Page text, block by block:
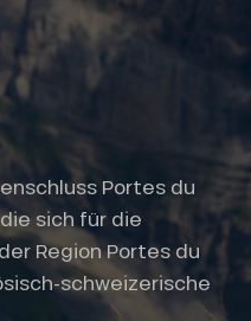
Portes du
sich für die
Region Portes du
schweizerische